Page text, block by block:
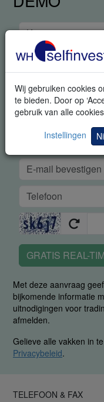
Wij gebruiken cookies
te bieden. Door op
gebruik van alle
Instellingen
GRATIS REAL-
Met deze aanvraag
bijkomende informatie
uitnodigingen voor
afmelden.
Gelieve alle vakken in
Privacybeleid.
TELEFOON & FAX